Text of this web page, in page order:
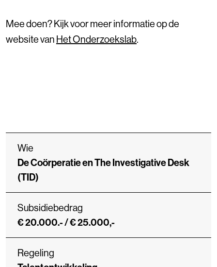
Mee doen? Kijk voor meer informatie op de
website van Het Onderzoekslab.
Wie
De Coörperatie en The Investigative Desk
(TID)
Subsidiebedrag
€ 20.000.- / € 25.000,-
Regeling